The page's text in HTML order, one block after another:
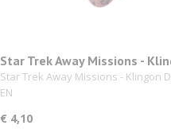
Star Trek Away Missions -
Dice Set
Star Trek Away Missions - Klingon
EN
€ 4,10